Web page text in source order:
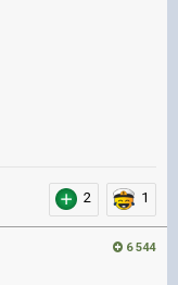
2 1
6 544